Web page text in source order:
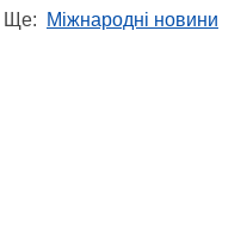
Ще: Міжнародні новини